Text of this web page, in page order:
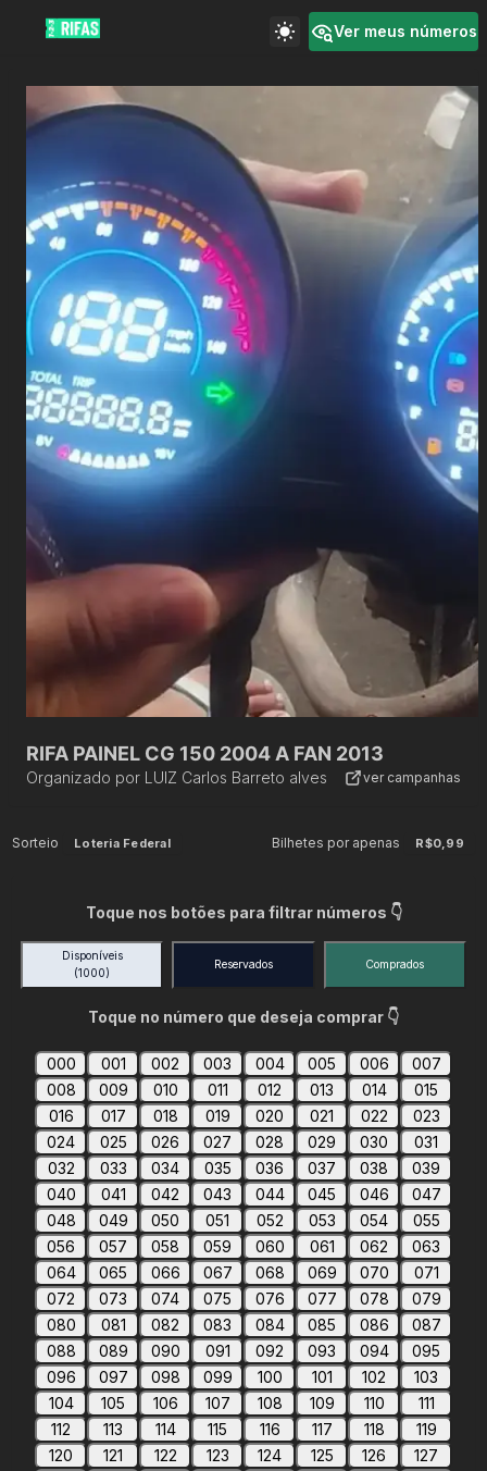
Ver meus números
RIFA PAINEL CG 150 2004 A FAN 2013
Organizado por LUIZ Carlos Barreto alves ver campanhas
Sorteio Loteria Federal Bilhetes por apenas R$0,99
Toque nos botões para filtrar números 👇
Disponíveis
(1000)
Reservados Comprados
Toque no número que deseja comprar 👇
000 001 002 003 004 005 006
007
008
009 010 011 012 013 014
015
016
017 018 019 020 021 022
023
024
025 026 027 028 029 030
031
032
033 034 035 036 037 038
039
040
041 042 043 044 045 046
047
048
049 050 051 052 053 054
055
056
057 058 059 060 061 062
063
064
065 066 067 068 069 070
071
072
073 074 075 076 077 078
079
080
081 082 083 084 085 086
087
088
089 090 091 092 093 094
095
096
097 098 099 100 101 102
103
104
105 106 107 108 109 110
111
112
113 114 115 116 117 118
119
120
121 122 123 124 125 126
127